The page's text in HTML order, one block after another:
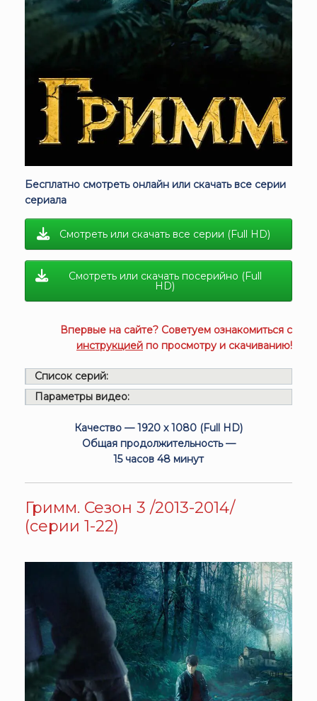
Бесплатно смотреть онлайн или скачать все серии
сериала
Смотреть или скачать все серии (Full HD)
Смотреть или скачать посерийно (Full
HD)
Впервые на сайте? Советуем ознакомиться с
инструкцией по просмотру и скачиванию!
Список серий:
Параметры видео:
Качество — 1920 x 1080 (Full HD)
Общая продолжительность —
15 часов 48 минут
Гримм. Сезон 3 /2013-2014/
(серии 1-22)